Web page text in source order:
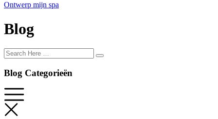
Ontwerp mijn spa
Blog
Search
Here
…
Blog Categorieën